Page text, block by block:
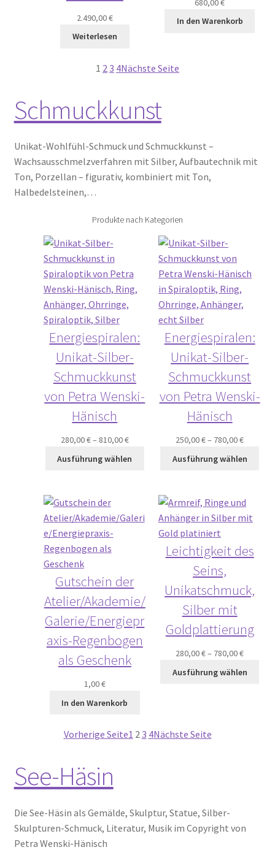
2.490,00€
Weiterlesen
680,00€
In den Warenkorb
1 2 3 4Nächste Seite
Schmuckkunst
Unikat-Wohlfühl-Schmuck und Schmuckkunst –
Wachsausschmelzverfahren mit Silber, Aufbautechnik mit
Ton, Porzellan – figurativ, kombiniert mit Ton,
Halbedelsteinen,…
Produkte nach Kategorien
Energiespiralen:
Unikat-Silber-
Schmuckkunst
von Petra Wenski-
Hänisch
280,00€– 810,00€
Ausführung wählen
Energiespiralen:
Unikat-Silber-
Schmuckkunst
von Petra Wenski-
Hänisch
250,00€– 780,00€
Ausführung wählen
Gutschein der
Atelier/Akademie/
Galerie/Energiepr
axis-Regenbogen
als Geschenk
1,00€
In den Warenkorb
Leichtigkeit des
Seins,
Unikatschmuck,
Silber mit
Goldplattierung
280,00€– 780,00€
Ausführung wählen
Vorherige Seite1 23 4Nächste Seite
See-Häsin
Die See-Häsin als Gemälde, Skulptur, Statue, Silber-
Skulpturen-Schmuck, Literatur, Musik im Copyright von
Petra Wenski-Hänisch